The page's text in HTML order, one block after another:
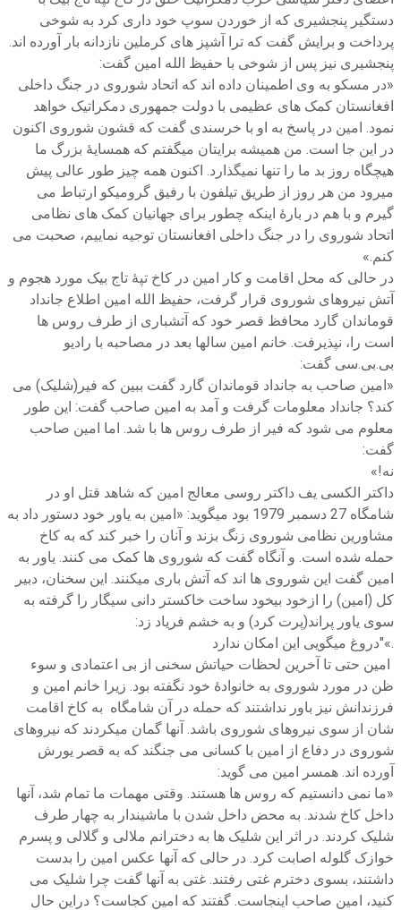
دستگیر پنجشیری که از خوردن سوپ خود داری کرد به شوخی
پرداخت و برایش گفت که ترا آشپز های کرملین نازدانه بار آورده اند.
پنجشیری نیز پس از شوخی با حفیظ الله امین گفت:
«در مسکو به وی اطمینان داده اند که اتحاد شوروی در جنگ داخلی
افغانستان کمک های عظیمی با دولت جمهوری دمکراتیک خواهد
نمود. امین در پاسخ به او با خرسندی گفت که قشون شوروی اکنون
در این جا است. من همیشه برایتان میگفتم که همسایۀ بزرگ ما
هیچگاه روز بد ما را تنها نمیگذارد. اکنون همه چیز طور عالی پیش
میرود من هر روز از طریق تیلفون با رفیق گرومیکو ارتباط می
گیرم و با هم در بارۀ اینکه چطور برای جهانیان کمک های نظامی
اتحاد شوروی را در جنگ داخلی افغانستان توجیه نماییم، صحبت می
کنم.»
در حالی که محل اقامت و کار امین در کاخ تپۀ تاج بیک مورد هجوم و
آتش نیروهای شوروی قرار گرفت، حفیظ الله امین اطلاع جانداد
قوماندان گارد محافظ قصر خود که آتشباری از طرف روس ها
است را، نپذیرفت. خانم امین سالها بعد در مصاحبه با رادیو
بی.بی.سی گفت:
«امین صاحب به جانداد قوماندان گارد گفت ببین که فیر(شلیک) می
کند؟ جانداد معلومات گرفت و آمد به امین صاحب گفت: این طور
معلوم می شود که فیر از طرف روس ها با شد. اما امین صاحب
گفت:
نه!»
داکتر الکسی یف داکتر روسی معالج امین که شاهد قتل او در
شامگاه 27 دسمبر 1979 بود میگوید: «امین به یاور خود دستور داد به
مشاورین نظامی شوروی زنگ بزند و آنان را خبر کند که به کاخ
حمله شده است. و آنگاه گفت که شوروی ها کمک می کنند. یاور به
امین گفت این شوروی ها اند که آتش باری میکنند. این سخنان، دبیر
کل (امین) را ازخود بیخود ساخت خاکستر دانی سیگار را گرفته به
سوی یاور پراند(پرت کرد) و به خشم فریاد زد:
.»"دروغ میگویی این امکان ندارد
امین حتی تا آخرین لحظات حیاتش سخنی از بی اعتمادی و سوء
ظن در مورد شوروی به خانوادۀ خود نگفته بود. زیرا خانم امین و
فرزندانش نیز باور نداشتند که حمله در آن شامگاه به کاخ اقامت
شان از سوی نیروهای شوروی باشد. آنها گمان میکردند که نیروهای
شوروی در دفاع از امین با کسانی می جنگند که به قصر یورش
آورده اند. همسر امین می گوید:
«ما نمی دانستیم که روس ها هستند. وقتی مهمات ما تمام شد، آنها
داخل کاخ شدند. به محض داخل شدن با ماشیندار به چهار طرف
شلیک کردند. در اثر این شلیک ها به دخترانم ملالی و گلالی و پسرم
خوازک گلوله اصابت کرد. در حالی که آنها عکس امین را بدست
داشتند، بسوی دخترم غتی رفتند. غتی به آنها گفت چرا شلیک می
کنید، امین صاحب اینجاست. گفتند که امین کجاست؟ دراین حال